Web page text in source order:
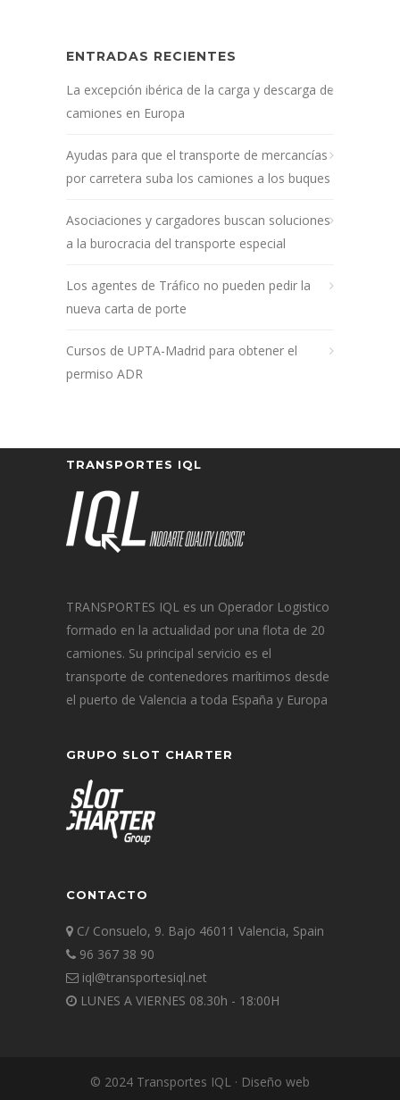
ENTRADAS RECIENTES
La excepción ibérica de la carga y descarga de
camiones en Europa
Ayudas para que el transporte de mercancías
por carretera suba los camiones a los buques
Asociaciones y cargadores buscan soluciones
a la burocracia del transporte especial
Los agentes de Tráfico no pueden pedir la
nueva carta de porte
Cursos de UPTA-Madrid para obtener el
permiso ADR
TRANSPORTES IQL
TRANSPORTES IQL es un Operador Logistico
formado en la actualidad por una flota de 20
camiones. Su principal servicio es el
transporte de contenedores marítimos desde
el puerto de Valencia a toda España y Europa
GRUPO SLOT CHARTER
CONTACTO
C/ Consuelo, 9. Bajo 46011 Valencia, Spain
96 367 38 90
iql@transportesiql.net
LUNES A VIERNES 08.30h - 18:00H
© 2024 Transportes IQL · Diseño web